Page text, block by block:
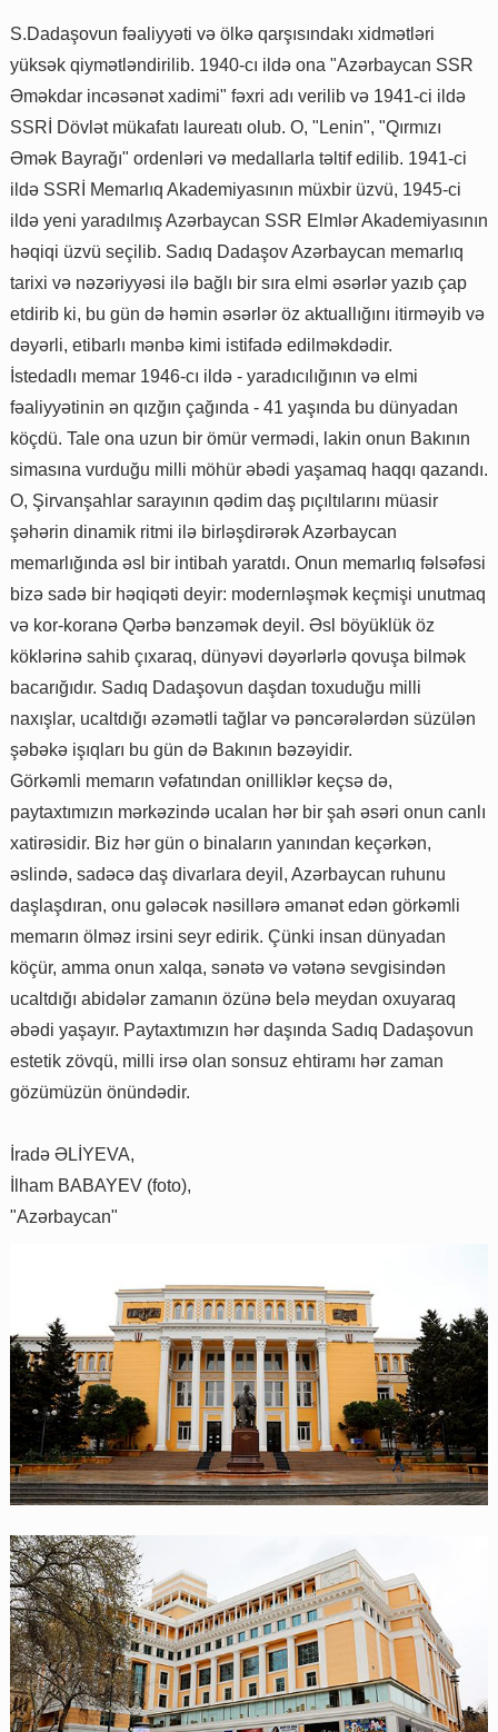
S.Dadaşovun fəaliyyəti və ölkə qarşısındakı xidmətləri
yüksək qiymətləndirilib. 1940-cı ildə ona "Azərbaycan SSR
Əməkdar incəsənət xadimi" fəxri adı verilib və 1941-ci ildə
SSRİ Dövlət mükafatı laureatı olub. O, "Lenin", "Qırmızı
Əmək Bayrağı" ordenləri və medallarla təltif edilib. 1941-ci
ildə SSRİ Memarlıq Akademiyasının müxbir üzvü, 1945-ci
ildə yeni yaradılmış Azərbaycan SSR Elmlər Akademiyasının
həqiqi üzvü seçilib. Sadıq Dadaşov Azərbaycan memarlıq
tarixi və nəzəriyyəsi ilə bağlı bir sıra elmi əsərlər yazıb çap
etdirib ki, bu gün də həmin əsərlər öz aktuallığını itirməyib və
dəyərli, etibarlı mənbə kimi istifadə edilməkdədir.
İstedadlı memar 1946-cı ildə - yaradıcılığının və elmi
fəaliyyətinin ən qızğın çağında - 41 yaşında bu dünyadan
köçdü. Tale ona uzun bir ömür vermədi, lakin onun Bakının
simasına vurduğu milli möhür əbədi yaşamaq haqqı qazandı.
O, Şirvanşahlar sarayının qədim daş pıçıltılarını müasir
şəhərin dinamik ritmi ilə birləşdirərək Azərbaycan
memarlığında əsl bir intibah yaratdı. Onun memarlıq fəlsəfəsi
bizə sadə bir həqiqəti deyir: modernləşmək keçmişi unutmaq
və kor-koranə Qərbə bənzəmək deyil. Əsl böyüklük öz
köklərinə sahib çıxaraq, dünyəvi dəyərlərlə qovuşa bilmək
bacarığıdır. Sadıq Dadaşovun daşdan toxuduğu milli
naxışlar, ucaltdığı əzəmətli tağlar və pəncərələrdən süzülən
şəbəkə işıqları bu gün də Bakının bəzəyidir.
Görkəmli memarın vəfatından onilliklər keçsə də,
paytaxtımızın mərkəzində ucalan hər bir şah əsəri onun canlı
xatirəsidir. Biz hər gün o binaların yanından keçərkən,
əslində, sadəcə daş divarlara deyil, Azərbaycan ruhunu
daşlaşdıran, onu gələcək nəsillərə əmanət edən görkəmli
memarın ölməz irsini seyr edirik. Çünki insan dünyadan
köçür, amma onun xalqa, sənətə və vətənə sevgisindən
ucaltdığı abidələr zamanın özünə belə meydan oxuyaraq
əbədi yaşayır. Paytaxtımızın hər daşında Sadıq Dadaşovun
estetik zövqü, milli irsə olan sonsuz ehtiramı hər zaman
gözümüzün önündədir.
İradə ƏLİYEVA,
İlham BABAYEV (foto),
"Azərbaycan"